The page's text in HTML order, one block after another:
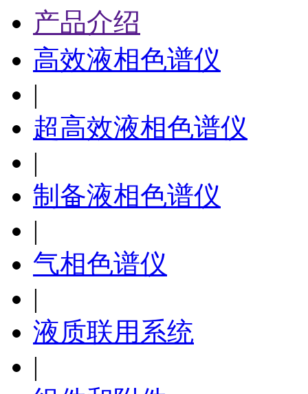
产品介绍
高效液相色谱仪
|
超高效液相色谱仪
|
制备液相色谱仪
|
气相色谱仪
|
液质联用系统
|